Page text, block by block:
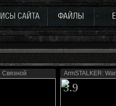
САЙТА ФАЙЛЫ
Связной ArmSTALKER:
3.9